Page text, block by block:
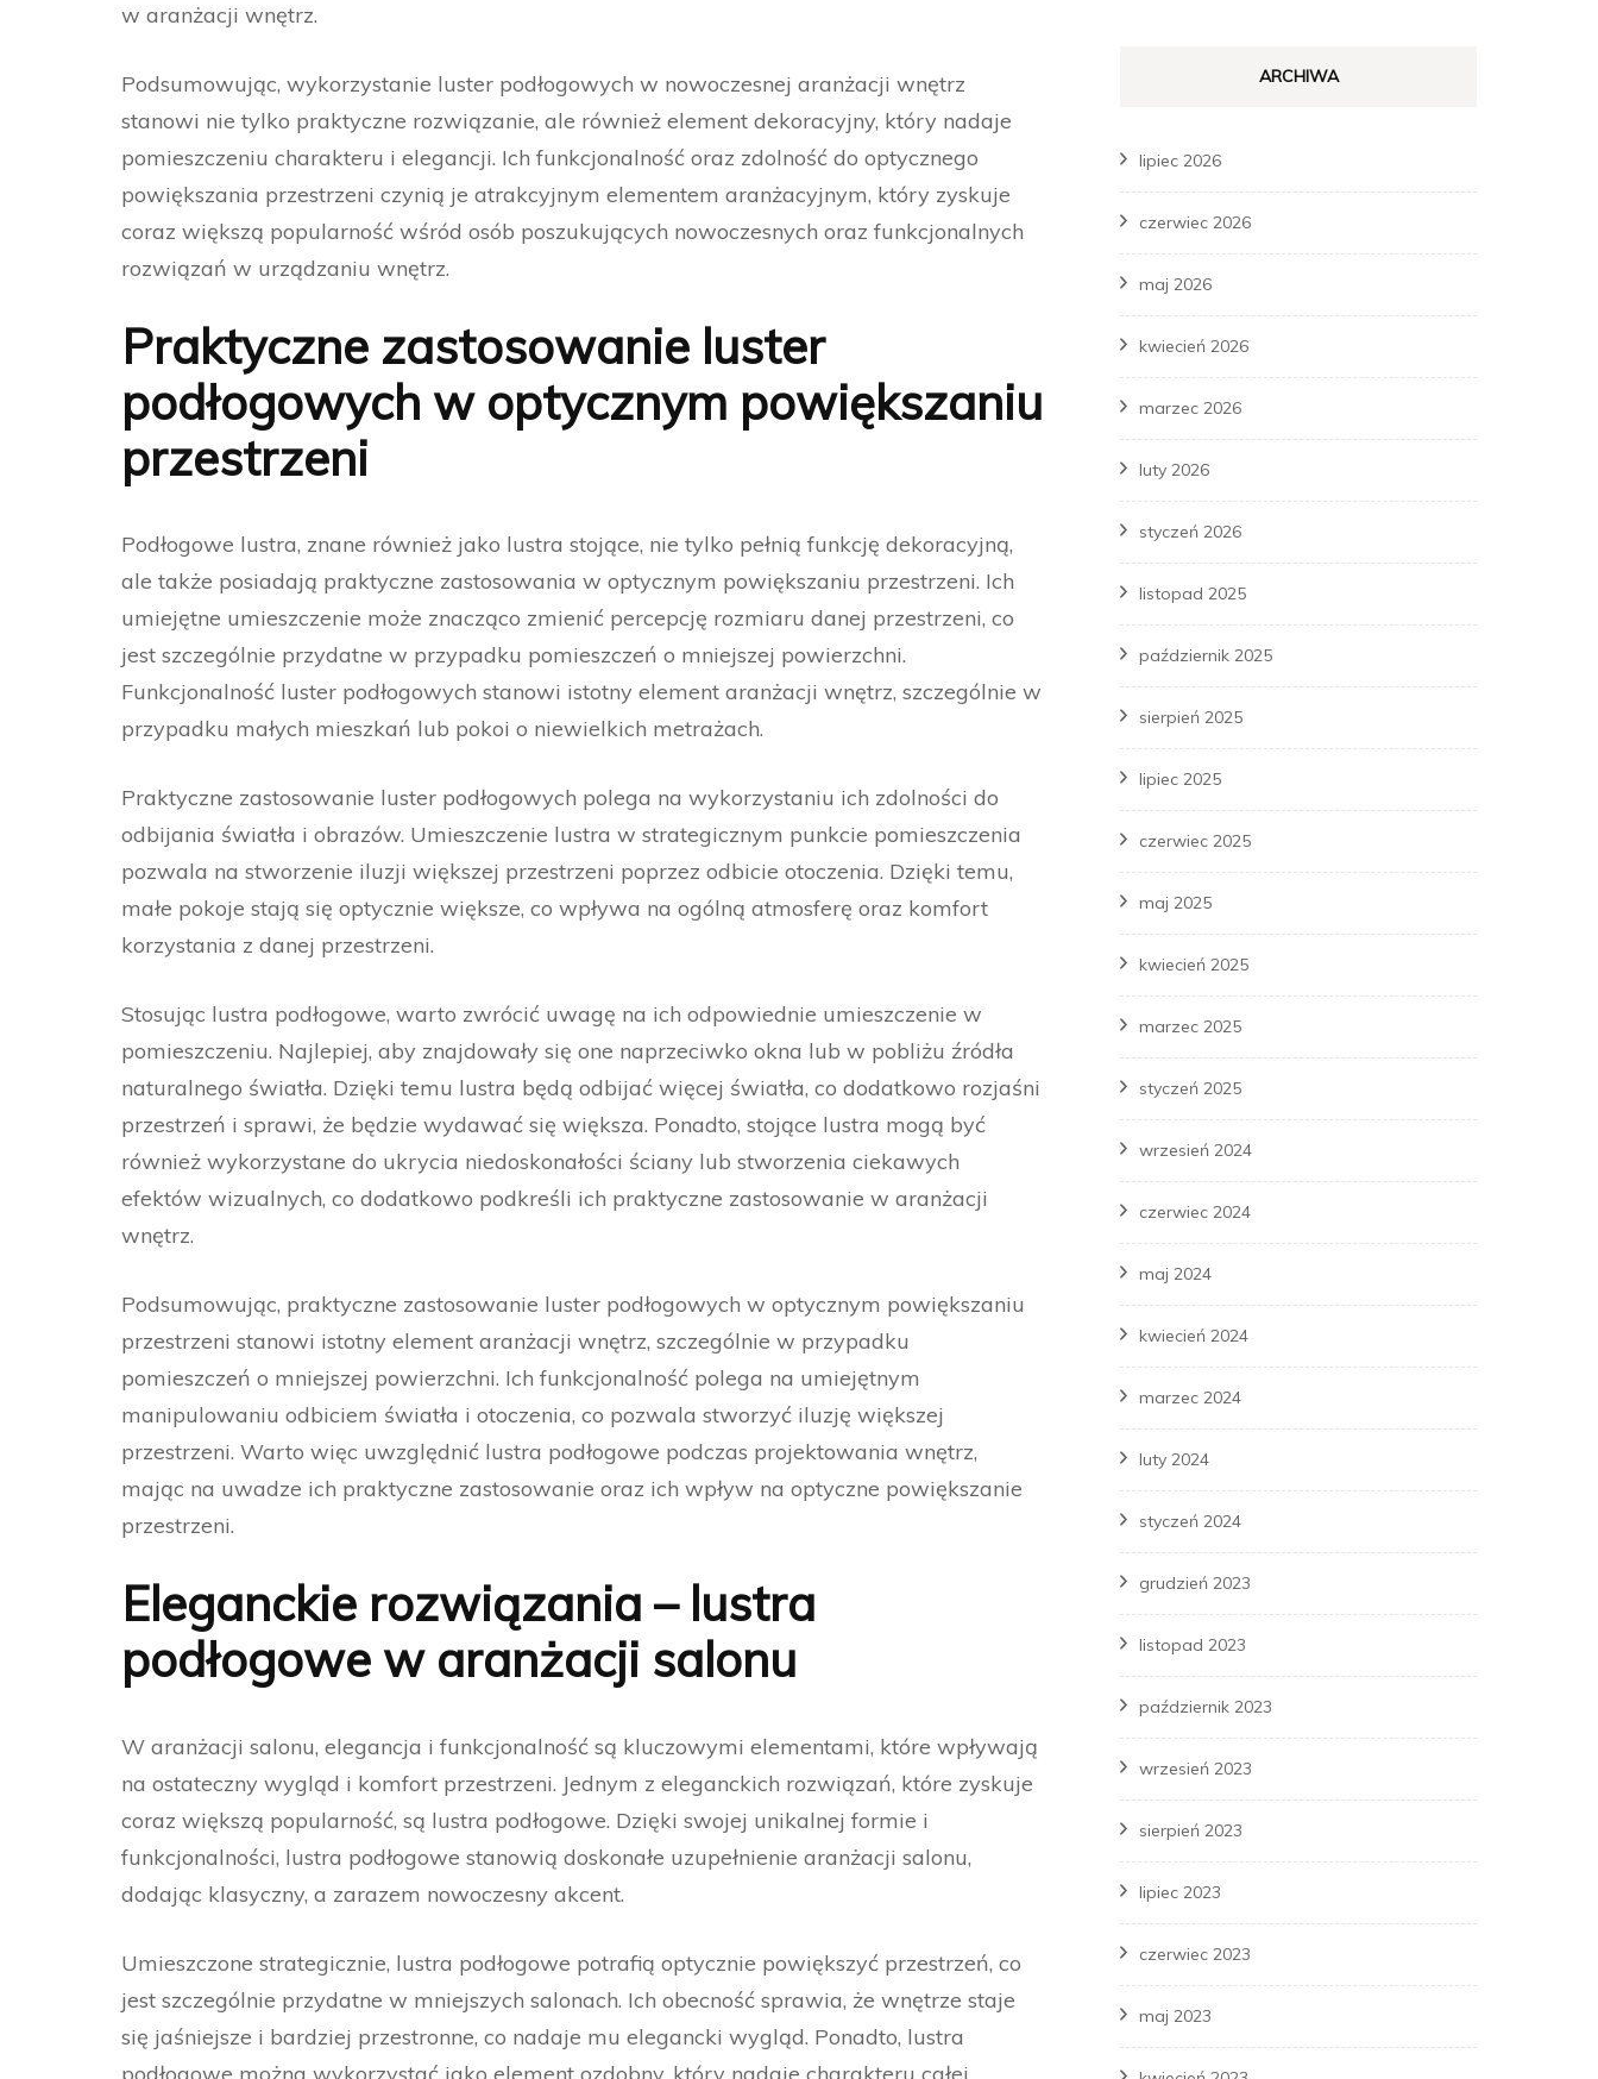
w aranżacji wnętrz.
Podsumowując, wykorzystanie luster podłogowych w nowoczesnej aranżacji wnętrz
stanowi nie tylko praktyczne rozwiązanie, ale również element dekoracyjny, który nadaje
pomieszczeniu charakteru i elegancji. Ich funkcjonalność oraz zdolność do optycznego
powiększania przestrzeni czynią je atrakcyjnym elementem aranżacyjnym, który zyskuje
coraz większą popularność wśród osób poszukujących nowoczesnych oraz funkcjonalnych
rozwiązań w urządzaniu wnętrz.
Praktyczne zastosowanie luster
podłogowych w optycznym powiększaniu
przestrzeni
Podłogowe lustra, znane również jako lustra stojące, nie tylko pełnią funkcję dekoracyjną,
ale także posiadają praktyczne zastosowania w optycznym powiększaniu przestrzeni. Ich
umiejętne umieszczenie może znacząco zmienić percepcję rozmiaru danej przestrzeni, co
jest szczególnie przydatne w przypadku pomieszczeń o mniejszej powierzchni.
Funkcjonalność luster podłogowych stanowi istotny element aranżacji wnętrz, szczególnie w
przypadku małych mieszkań lub pokoi o niewielkich metrażach.
Praktyczne zastosowanie luster podłogowych polega na wykorzystaniu ich zdolności do
odbijania światła i obrazów. Umieszczenie lustra w strategicznym punkcie pomieszczenia
pozwala na stworzenie iluzji większej przestrzeni poprzez odbicie otoczenia. Dzięki temu,
małe pokoje stają się optycznie większe, co wpływa na ogólną atmosferę oraz komfort
korzystania z danej przestrzeni.
Stosując lustra podłogowe, warto zwrócić uwagę na ich odpowiednie umieszczenie w
pomieszczeniu. Najlepiej, aby znajdowały się one naprzeciwko okna lub w pobliżu źródła
naturalnego światła. Dzięki temu lustra będą odbijać więcej światła, co dodatkowo rozjaśni
przestrzeń i sprawi, że będzie wydawać się większa. Ponadto, stojące lustra mogą być
również wykorzystane do ukrycia niedoskonałości ściany lub stworzenia ciekawych
efektów wizualnych, co dodatkowo podkreśli ich praktyczne zastosowanie w aranżacji
wnętrz.
Podsumowując, praktyczne zastosowanie luster podłogowych w optycznym powiększaniu
przestrzeni stanowi istotny element aranżacji wnętrz, szczególnie w przypadku
pomieszczeń o mniejszej powierzchni. Ich funkcjonalność polega na umiejętnym
manipulowaniu odbiciem światła i otoczenia, co pozwala stworzyć iluzję większej
przestrzeni. Warto więc uwzględnić lustra podłogowe podczas projektowania wnętrz,
mając na uwadze ich praktyczne zastosowanie oraz ich wpływ na optyczne powiększanie
przestrzeni.
Eleganckie rozwiązania – lustra
podłogowe w aranżacji salonu
W aranżacji salonu, elegancja i funkcjonalność są kluczowymi elementami, które wpływają
na ostateczny wygląd i komfort przestrzeni. Jednym z eleganckich rozwiązań, które zyskuje
coraz większą popularność, są lustra podłogowe. Dzięki swojej unikalnej formie i
funkcjonalności, lustra podłogowe stanowią doskonałe uzupełnienie aranżacji salonu,
dodając klasyczny, a zarazem nowoczesny akcent.
Umieszczone strategicznie, lustra podłogowe potrafią optycznie powiększyć przestrzeń, co
jest szczególnie przydatne w mniejszych salonach. Ich obecność sprawia, że wnętrze staje
się jaśniejsze i bardziej przestronne, co nadaje mu elegancki wygląd. Ponadto, lustra
podłogowe można wykorzystać jako element ozdobny, który nadaje charakteru całej
ARCHIWA
lipiec 2026
czerwiec 2026
maj 2026
kwiecień 2026
marzec 2026
luty 2026
styczeń 2026
listopad 2025
październik 2025
sierpień 2025
lipiec 2025
czerwiec 2025
maj 2025
kwiecień 2025
marzec 2025
styczeń 2025
wrzesień 2024
czerwiec 2024
maj 2024
kwiecień 2024
marzec 2024
luty 2024
styczeń 2024
grudzień 2023
listopad 2023
październik 2023
wrzesień 2023
sierpień 2023
lipiec 2023
czerwiec 2023
maj 2023